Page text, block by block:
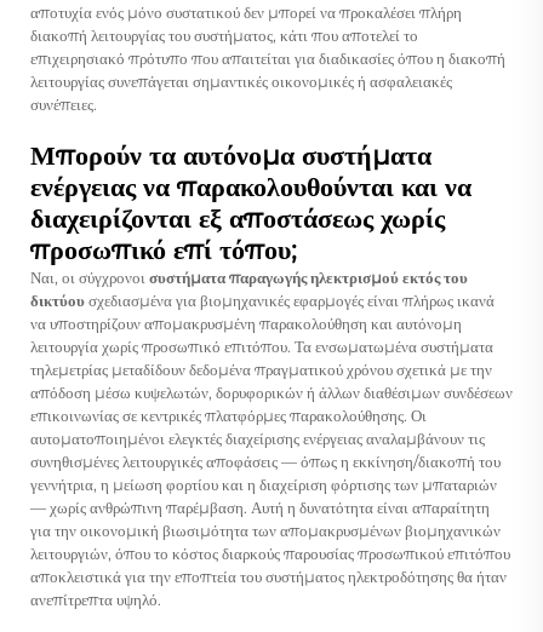
αποτυχία ενός μόνο συστατικού δεν μπορεί να προκαλέσει πλήρη
διακοπή λειτουργίας του συστήματος, κάτι που αποτελεί το
επιχειρησιακό πρότυπο που απαιτείται για διαδικασίες όπου η διακοπή
λειτουργίας συνεπάγεται σημαντικές οικονομικές ή ασφαλειακές
συνέπειες.
Μπορούν τα αυτόνομα συστήματα
ενέργειας να παρακολουθούνται και να
διαχειρίζονται εξ αποστάσεως χωρίς
προσωπικό επί τόπου;
Ναι, οι σύγχρονοι συστήματα παραγωγής ηλεκτρισμού εκτός του
δικτύουσχεδιασμένα για βιομηχανικές εφαρμογές είναι πλήρως ικανά
να υποστηρίζουν απομακρυσμένη παρακολούθηση και αυτόνομη
λειτουργία χωρίς προσωπικό επιτόπου. Τα ενσωματωμένα συστήματα
τηλεμετρίας μεταδίδουν δεδομένα πραγματικού χρόνου σχετικά με την
απόδοση μέσω κυψελωτών, δορυφορικών ή άλλων διαθέσιμων συνδέσεων
επικοινωνίας σε κεντρικές πλατφόρμες παρακολούθησης. Οι
αυτοματοποιημένοι ελεγκτές διαχείρισης ενέργειας αναλαμβάνουν τις
συνηθισμένες λειτουργικές αποφάσεις — όπως η εκκίνηση/διακοπή του
γεννήτρια, η μείωση φορτίου και η διαχείριση φόρτισης των μπαταριών
— χωρίς ανθρώπινη παρέμβαση. Αυτή η δυνατότητα είναι απαραίτητη
για την οικονομική βιωσιμότητα των απομακρυσμένων βιομηχανικών
λειτουργιών, όπου το κόστος διαρκούς παρουσίας προσωπικού επιτόπου
αποκλειστικά για την εποπτεία του συστήματος ηλεκτροδότησης θα ήταν
ανεπίτρεπτα υψηλό.